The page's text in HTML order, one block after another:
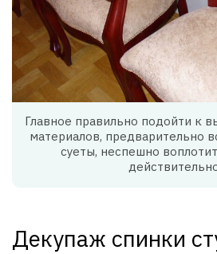
Главное правильно подойти к
материалов, предварительно
суеты, неспешно
Декупаж спинки